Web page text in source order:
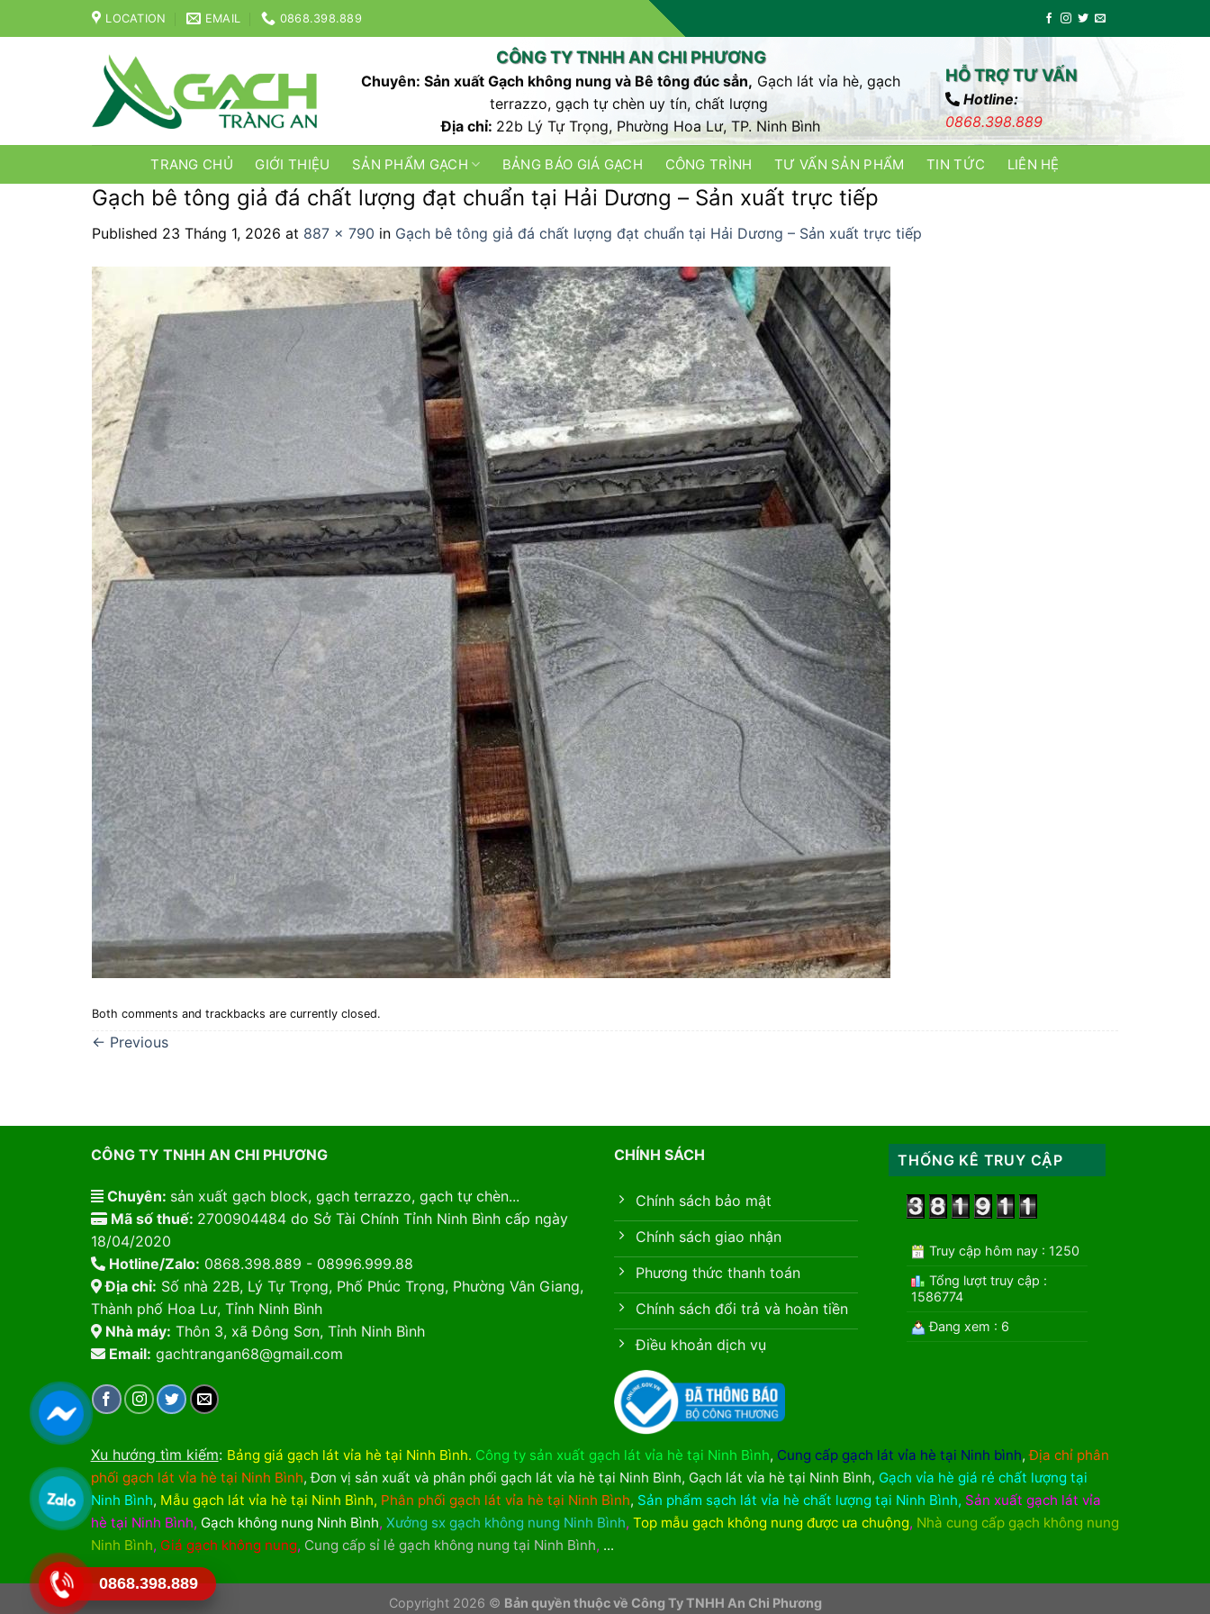
to
LOCATION EMAIL 0868.398.889
CÔNG TY TNHH AN CHI PHƯƠNG
Chuyên: Sản xuất Gạch không nung và Bê tông đúc sẳn, Gạch lát vỉa hè, gạch
terrazzo, gạch tự chèn uy tín, chất lượng
Địa chỉ: 22b Lý Tự Trọng, Phường Hoa Lư, TP. Ninh Bình
HỖ TRỢ TƯ VẤN
Hotline:
0868.398.889
TRANG CHỦ GIỚI THIỆU SẢN PHẨM GẠCH BẢNG BÁO GIÁ GẠCH CÔNG TRÌNH TƯ VẤN SẢN PHẨM TIN TỨC LIÊN HỆ
Gạch bê tông giả đá chất lượng đạt chuẩn tại Hải Dương – Sản xuất trực tiếp
Published 23 Tháng 1, 2026 at 887 × 790 in Gạch bê tông giả đá chất lượng đạt chuẩn tại Hải Dương – Sản xuất trực tiếp
Both comments and trackbacks are currently closed.
← Previous
CÔNG TY TNHH AN CHI PHƯƠNG
Chuyên: sản xuất gạch block, gạch terrazzo, gạch tự chèn...
Mã số thuế: 2700904484 do Sở Tài Chính Tỉnh Ninh Bình cấp ngày
18/04/2020
Hotline/Zalo: 0868.398.889 - 08996.999.88
Địa chỉ: Số nhà 22B, Lý Tự Trọng, Phố Phúc Trọng, Phường Vân Giang,
Thành phố Hoa Lư, Tỉnh Ninh Bình
Nhà máy: Thôn 3, xã Đông Sơn, Tỉnh Ninh Bình
Email: gachtrangan68@gmail.com
CHÍNH SÁCH
Chính sách bảo mật
Chính sách giao nhận
Phương thức thanh toán
Chính sách đổi trả và hoàn tiền
Điều khoản dịch vụ
THỐNG KÊ TRUY CẬP
Truy cập hôm nay : 1250
Tổng lượt truy cập :
1586774
Đang xem : 6
Xu hướng tìm kiếm: Bảng giá gạch lát vỉa hè tại Ninh Bình. Công ty sản xuất gạch lát vỉa hè tại Ninh Bình, Cung cấp gạch lát vỉa hè tại Ninh bình,Địa chỉ phân
phối gạch lát vỉa hè tại Ninh Bình,Đơn vị sản xuất và phân phối gạch lát vỉa hè tại Ninh Bình, Gạch lát vỉa hè tại Ninh Bình, Gạch vỉa hè giá rẻ chất lượng tại
Ninh Bình, Mẫu gạch lát vỉa hè tại Ninh Bình, Phân phối gạch lát vỉa hè tại Ninh Bình, Sản phẩm sạch lát vỉa hè chất lượng tại Ninh Bình, Sản xuất gạch lát vỉa
hè tại Ninh Bình, Gạch không nung Ninh Bình, Xưởng sx gạch không nung Ninh Bình, Top mẫu gạch không nung được ưa chuộng, Nhà cung cấp gạch không nung
Ninh Bình, Giá gạch không nung, Cung cấp sỉ lẻ gạch không nung tại Ninh Bình, ...
Copyright 2026 © Bản quyền thuộc về Công Ty TNHH An Chi Phương
0868.398.889